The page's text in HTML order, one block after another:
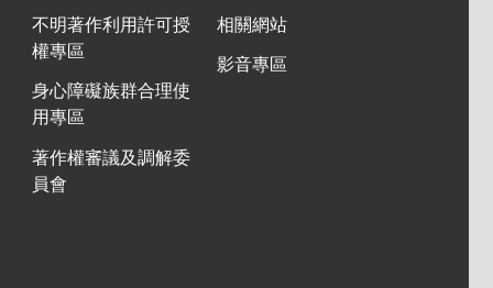
不明著作利用許可授
權專區
身心障礙族群合理使
用專區
著作權審議及調解委
員會
相關網站
影音專區